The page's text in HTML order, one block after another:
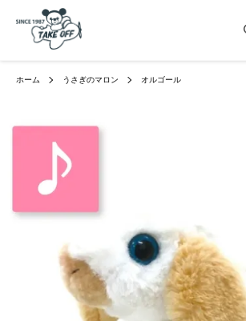
ホーム うさぎのマロン オルゴール